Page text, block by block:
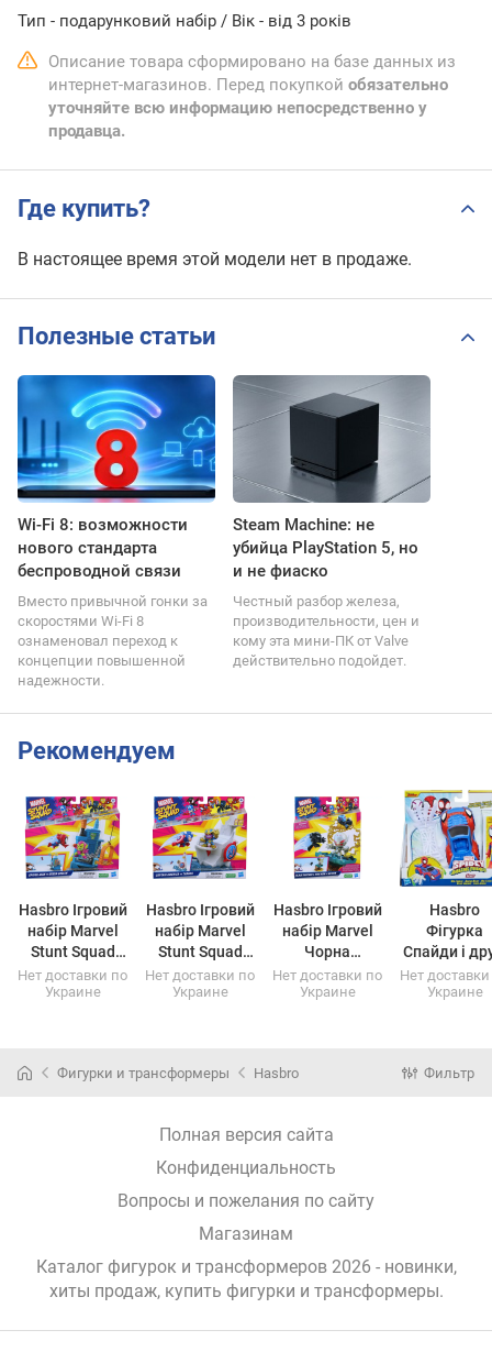
Тип - подарунковий набір / Вік - від 3 років
Описание товара сформировано на базе данных из
интернет-магазинов. Перед покупкой обязательно
уточняйте всю информацию непосредственно у
продавца.
Где купить?
В настоящее время этой модели нет в продаже.
Полезные статьи
Wi-Fi 8: возможности
нового стандарта
беспроводной связи
Вместо привычной гонки за
скоростями Wi-Fi 8
ознаменовал переход к
концепции повышенной
надежности.
Steam Machine: не
убийца PlayStation 5, но
и не фиаско
Честный разбор железа,
производительности, цен и
кому эта мини-ПК от Valve
действительно подойдет.
Рекомендуем
Hasbro Ігровий
набір Marvel
Stunt Squad
Спайдер Мен
F7062(F7062)
Hasbro Ігровий
набір Marvel
Stunt Squad
Капітан
Америка
Hasbro Ігровий
набір Marvel
Чорна
Пантера,
Залізна
Hasbro
Фігурка
Спайди і
(F7454)
Нет доставки по
Украине
Нет доставки по
Украине
Нет доставки по
Украине
Нет
Украине
Фигурки и трансформеры Hasbro Фильтр
Полная версия сайта
Конфиденциальность
Вопросы и пожелания по сайту
Магазинам
Каталог фигурок и трансформеров 2026 - новинки,
хиты продаж, купить фигурки и трансформеры.